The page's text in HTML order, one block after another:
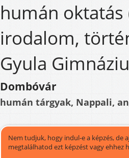
humán
irodalom,
Gyula
Dombóvár
humán tárgyak, Nappali,
Nem tudjuk, hogy indul-e a képzés, de
megtalálhatod ezt képzést vagy ehhez